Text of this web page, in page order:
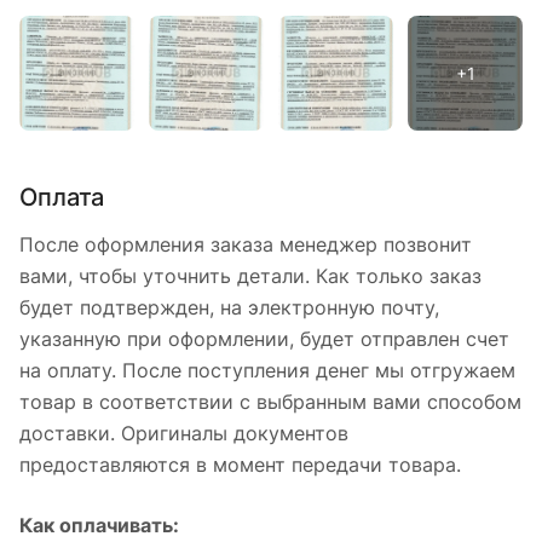
Оплата
После оформления заказа менеджер позвонит
вами, чтобы уточнить детали. Как только заказ
будет подтвержден, на электронную почту,
указанную при оформлении, будет отправлен счет
на оплату. После поступления денег мы отгружаем
товар в соответствии с выбранным вами способом
доставки. Оригиналы документов
предоставляются в момент передачи товара.
Как оплачивать: